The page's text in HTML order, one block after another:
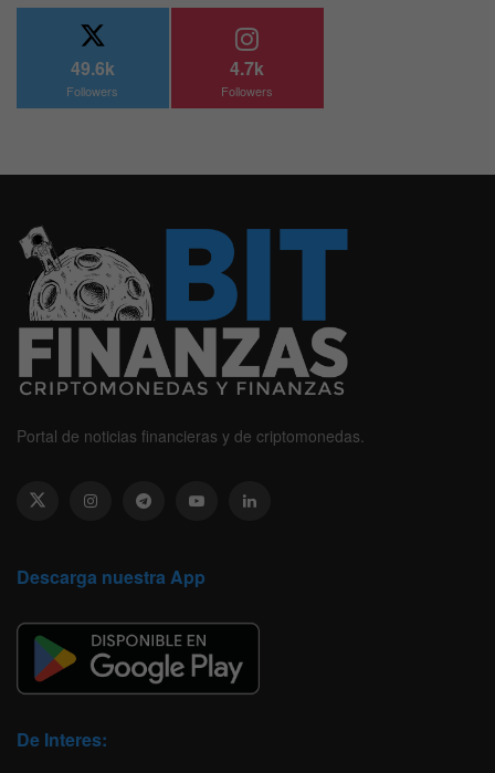
49.6k
Followers
4.7k
Followers
Portal de noticias financieras y de criptomonedas.
Descarga nuestra App
De Interes: